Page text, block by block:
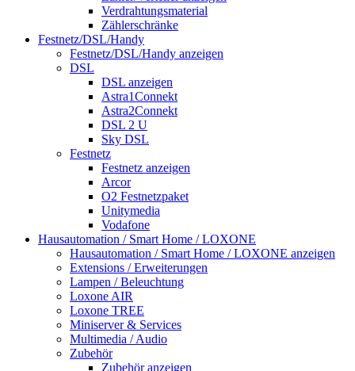
Verdrahtungsmaterial
Zählerschränke
Festnetz/DSL/Handy
Festnetz/DSL/Handy anzeigen
DSL
DSL anzeigen
Astra1Connekt
Astra2Connekt
DSL 2 U
Sky DSL
Festnetz
Festnetz anzeigen
Arcor
O2 Festnetzpaket
Unitymedia
Vodafone
Hausautomation / Smart Home / LOXONE
Hausautomation / Smart Home / LOXONE anzeigen
Extensions / Erweiterungen
Lampen / Beleuchtung
Loxone AIR
Loxone TREE
Miniserver & Services
Multimedia / Audio
Zubehör
Zubehör anzeigen